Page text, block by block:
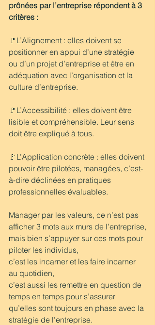
prônées par l’entreprise répondent à 3
critères :
🚩L’Alignement : elles doivent se
positionner en appui d’une stratégie
ou d’un projet d’entreprise et être en
adéquation avec l’organisation et la
culture d’entreprise.
🚩L’Accessibilité : elles doivent être
lisible et compréhensible. Leur sens
doit être expliqué à tous.
🚩L’Application concrète : elles doivent
pouvoir être pilotées, managées, c’est-
à-dire déclinées en pratiques
professionnelles évaluables.
Manager par les valeurs, ce n’est pas
afficher 3 mots aux murs de l’entreprise,
mais bien s’appuyer sur ces mots pour
piloter les individus,
c’est les incarner et les faire incarner
au quotidien,
c’est aussi les remettre en question de
temps en temps pour s’assurer
qu’elles sont toujours en phase avec la
stratégie de l’entreprise.